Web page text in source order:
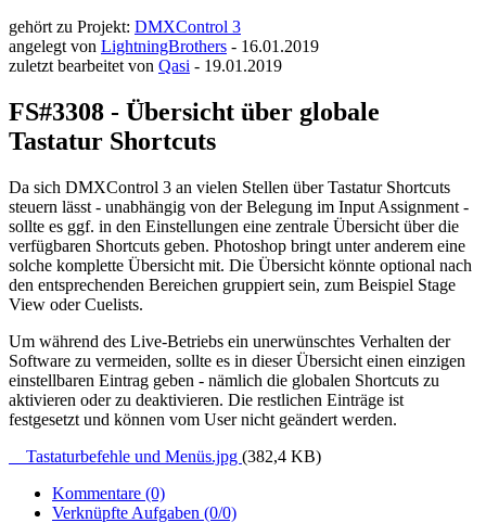
gehört zu Projekt: DMXControl 3
angelegt von LightningBrothers - 16.01.2019
zuletzt bearbeitet von Qasi - 19.01.2019
FS#3308 - Übersicht über globale
Tastatur Shortcuts
Da sich DMXControl 3 an vielen Stellen über Tastatur Shortcuts
steuern lässt - unabhängig von der Belegung im Input Assignment -
sollte es ggf. in den Einstellungen eine zentrale Übersicht über die
verfügbaren Shortcuts geben. Photoshop bringt unter anderem eine
solche komplette Übersicht mit. Die Übersicht könnte optional nach
den entsprechenden Bereichen gruppiert sein, zum Beispiel Stage
View oder Cuelists.
Um während des Live-Betriebs ein unerwünschtes Verhalten der
Software zu vermeiden, sollte es in dieser Übersicht einen einzigen
einstellbaren Eintrag geben - nämlich die globalen Shortcuts zu
aktivieren oder zu deaktivieren. Die restlichen Einträge ist
festgesetzt und können vom User nicht geändert werden.
Tastaturbefehle und Menüs.jpg (382,4 KB)
Kommentare (0)
Verknüpfte Aufgaben (0/0)